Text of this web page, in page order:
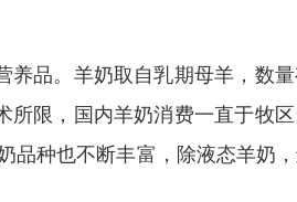
养品。羊奶取自乳期母羊，数
所限，国内羊奶消费一直于牧
种也不断丰富，除液态羊奶